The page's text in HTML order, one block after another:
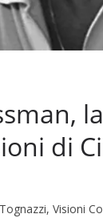
di
Visioni